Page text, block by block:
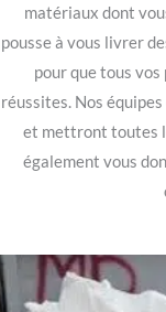
matériaux dont
pousse à vous livrer
pour que tous
réussites. Nos
et mettront toutes
également vous